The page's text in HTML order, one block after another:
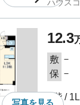
ハウス
写真を見る
12.3
敷 －
保 －
2階 /